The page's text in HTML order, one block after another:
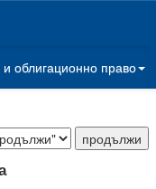
и облигационно право